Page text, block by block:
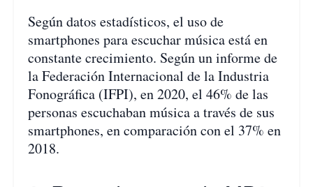
Según datos estadísticos, el uso de
smartphones para escuchar música está en
constante crecimiento. Según un informe de
la Federación Internacional de la Industria
Fonográfica (IFPI), en 2020, el 46% de las
personas escuchaban música a través de sus
smartphones, en comparación con el 37% en
2018.